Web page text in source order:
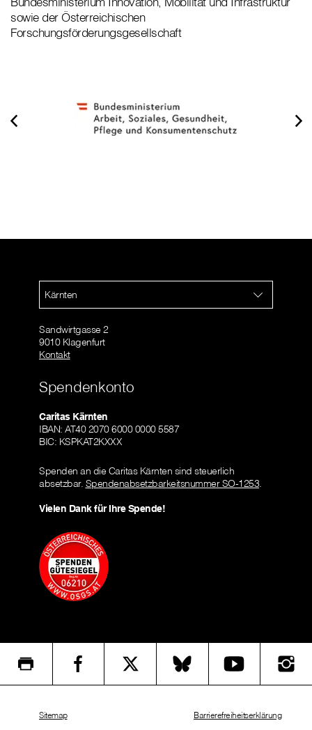
sowie der Österreichischen
Forschungsförderungsgesellschaft
Kärnten
Sandwirtgasse 2
9010 Klagenfurt
Kontakt
Spendenkonto
Caritas Kärnten
IBAN: AT40 2070 6000 0000 5587
BIC: KSPKAT2KXXX
Spenden an die Caritas Kärnten sind steuerlich
absetzbar. Spendenabsetzbarkeitsnummer SO-1253.
Vielen Dank für Ihre Spende!
Sitemap Barrierefreiheitserklärung